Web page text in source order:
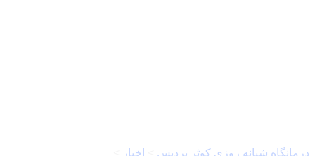
درمانگاه شبانه روزی کوثر پردیس اخبار